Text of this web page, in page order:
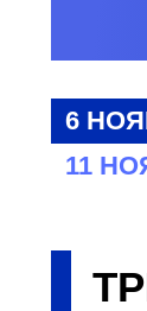
6
11